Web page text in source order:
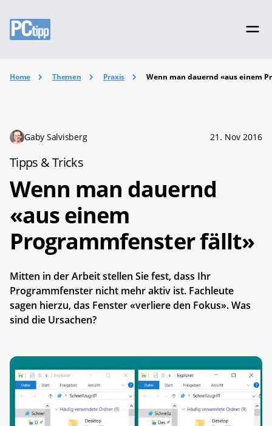
Home Themen Praxis Wenn man dauernd «aus einem
Gaby Salvisberg 21. Nov 2016
Tipps & Tricks
Wenn man dauernd
«aus einem
Programmfenster fällt»
Mitten in der Arbeit stellen Sie fest, dass Ihr
Programmfenster nicht mehr aktiv ist. Fachleute
sagen hierzu, das Fenster «verliere den Fokus». Was
sind die Ursachen?